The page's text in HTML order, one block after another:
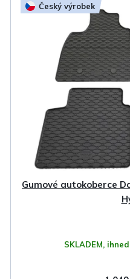
Český výrobek
Gumové autokoberce
SKLADEM,